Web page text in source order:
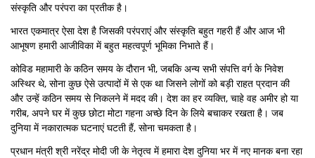
संस्कृति और परंपरा का प्रतीक है।
भारत एकमात्र ऐसा देश है जिसकी परंपराएं और संस्कृति बहुत गहरी हैं और आज भी
आभूषण हमारी आजीविका में बहुत महत्वपूर्ण भूमिका निभाते हैं।
कोविड महामारी के कठिन समय के दौरान भी, जबकि अन्य सभी संपत्ति वर्ग के निवेश
अस्थिर थे, सोना कुछ ऐसे उत्पादों में से एक था जिसने लोगों को बड़ी राहत प्रदान की
और उन्हें कठिन समय से निकलने में मदद की। देश का हर व्यक्ति, चाहे वह अमीर हो या
गरीब, अपने घर में कुछ छोटा मोटा गहना अच्छे दिन के लिये बचाकर रखता है। जब
दुनिया में नकारात्मक घटनाएं घटती हैं, सोना चमकता है।
प्रधान मंत्री श्री नरेंद्र मोदी जी के नेतृत्व में हमारा देश दुनिया भर में नए मानक बना रहा